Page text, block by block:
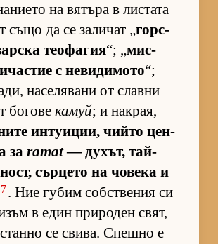
на вя­търа в лис­тата
да се за­ли­чат „гор­с­
те­о­фа­гия“; „мис­
с не­ви­ди­мото“;
на­се­ля­вани от славни
бо­гове камуй; и нак­рая,
ин­ту­и­ции, чийто цен­
за ramat— ду­хът, тай­
сър­цето на чо­века и
7. Ние гу­бим соб­с­т­ве­ния си
в един при­ро­ден свят,
се сви­ва. Спешно е